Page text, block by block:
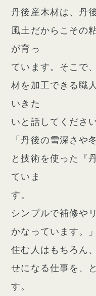
丹後産木材は、丹
風土だからこその
が育っ
ています。そこで
材を加工できる職
いきた
いと話してくださ
「丹後の雪深さや
と技術を使った『
ていま
す。
シンプルで補修や
かなっています。」
住む人はもちろん
せになる仕事を、
す。